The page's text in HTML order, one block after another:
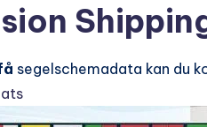
segelschemadata kan du